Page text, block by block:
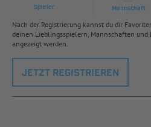
Spieler Mannschaft
Nach der Registrierung kannst du dir
deinen Lieblingsspielern, Mannschaften und
angezeigt werden.
JETZT REGISTRIEREN